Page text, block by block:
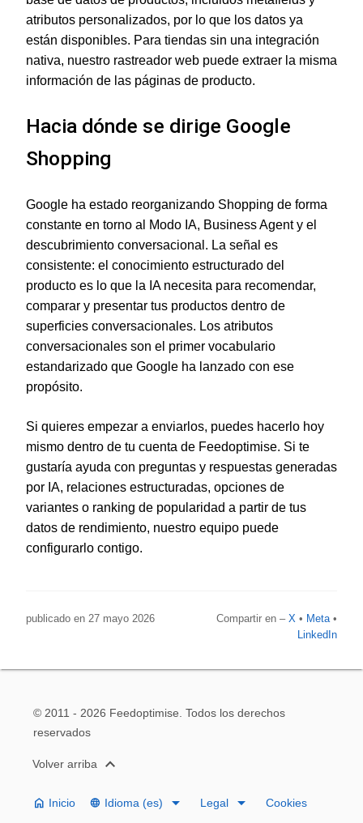
atributos personalizados, por lo que los datos ya
están disponibles. Para tiendas sin una integración
nativa, nuestro rastreador web puede extraer la misma
información de las páginas de producto.
Hacia dónde se dirige Google
Shopping
Google ha estado reorganizando Shopping de forma
constante en torno al Modo IA, Business Agent y el
descubrimiento conversacional. La señal es
consistente: el conocimiento estructurado del
producto es lo que la IA necesita para recomendar,
comparar y presentar tus productos dentro de
superficies conversacionales. Los atributos
conversacionales son el primer vocabulario
estandarizado que Google ha lanzado con ese
propósito.
Si quieres empezar a enviarlos, puedes hacerlo hoy
mismo dentro de tu cuenta de Feedoptimise. Si te
gustaría ayuda con preguntas y respuestas generadas
por IA, relaciones estructuradas, opciones de
variantes o ranking de popularidad a partir de tus
datos de rendimiento, nuestro equipo puede
configurarlo contigo.
publicado en 27 mayo 2026 Compartir en – X • Meta•
LinkedIn
© 2011 - 2026 Feedoptimise . Todos los derechos
reservados
Volver arriba expand_less
home Inicio language Idioma (es) arrow_drop_down Legal arrow_drop_down Cookies